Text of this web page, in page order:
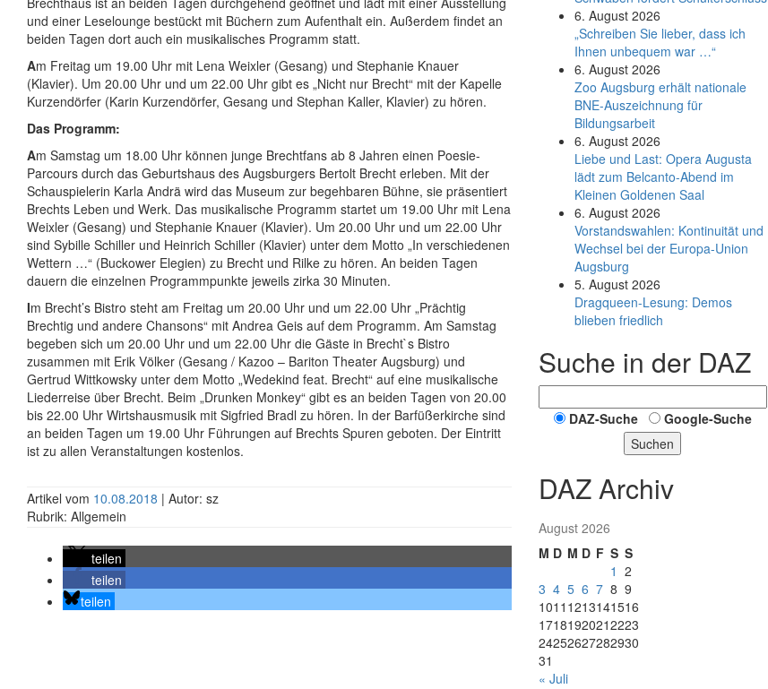
und einer Leselounge bestückt mit Büchern zum Aufenthalt ein. Außerdem findet an
beiden Tagen dort auch ein musikalisches Programm statt.
Am Freitag um 19.00 Uhr mit Lena Weixler (Gesang) und Stephanie Knauer
(Klavier). Um 20.00 Uhr und um 22.00 Uhr gibt es „Nicht nur Brecht“ mit der Kapelle
Kurzendörfer (Karin Kurzendörfer, Gesang und Stephan Kaller, Klavier) zu hören.
Das Programm:
Am Samstag um 18.00 Uhr können junge Brechtfans ab 8 Jahren einen Poesie-
Parcours durch das Geburtshaus des Augsburgers Bertolt Brecht erleben. Mit der
Schauspielerin Karla Andrä wird das Museum zur begehbaren Bühne, sie präsentiert
Brechts Leben und Werk. Das musikalische Programm startet um 19.00 Uhr mit Lena
Weixler (Gesang) und Stephanie Knauer (Klavier). Um 20.00 Uhr und um 22.00 Uhr
sind Sybille Schiller und Heinrich Schiller (Klavier) unter dem Motto „In verschiedenen
Wettern …“ (Buckower Elegien) zu Brecht und Rilke zu hören. An beiden Tagen
dauern die einzelnen Programmpunkte jeweils zirka 30 Minuten.
Im Brecht’s Bistro steht am Freitag um 20.00 Uhr und um 22.00 Uhr „Prächtig
Brechtig und andere Chansons“ mit Andrea Geis auf dem Programm. Am Samstag
begeben sich um 20.00 Uhr und um 22.00 Uhr die Gäste in Brecht`s Bistro
zusammen mit Erik Völker (Gesang / Kazoo – Bariton Theater Augsburg) und
Gertrud Wittkowsky unter dem Motto „Wedekind feat. Brecht“ auf eine musikalische
Liederreise über Brecht. Beim „Drunken Monkey“ gibt es an beiden Tagen von 20.00
bis 22.00 Uhr Wirtshausmusik mit Sigfried Bradl zu hören. In der Barfüßerkirche sind
an beiden Tagen um 19.00 Uhr Führungen auf Brechts Spuren geboten. Der Eintritt
ist zu allen Veranstaltungen kostenlos.
Artikel vom 10.08.2018 | Autor: sz
Rubrik: Allgemein
teilen
teilen
teilen
6. August 2026
„Schreiben Sie lieber, dass ich
Ihnen unbequem war …“
6. August 2026
Zoo Augsburg erhält nationale
BNE-Auszeichnung für
Bildungsarbeit
6. August 2026
Liebe und Last: Opera Augusta
lädt zum Belcanto-Abend im
Kleinen Goldenen Saal
6. August 2026
Vorstandswahlen: Kontinuität und
Wechsel bei der Europa-Union
Augsburg
5. August 2026
Dragqueen-Lesung: Demos
blieben friedlich
Suche in der DAZ
DAZ-Suche
Google-Suche
Suchen
DAZ Archiv
August 2026
M D M D F S S
1 2
3 4 5 6 7 8 9
1011 1213141516
17181920212223
24252627282930
31
« Juli